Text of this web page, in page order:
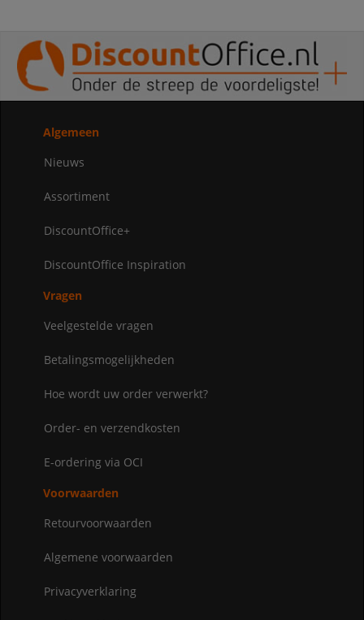
Algemeen
Nieuws
Assortiment
DiscountOffice+
DiscountOffice Inspiration
Vragen
Veelgestelde vragen
Betalingsmogelijkheden
Hoe wordt uw order verwerkt?
Order- en verzendkosten
E-ordering via OCI
Voorwaarden
Retourvoorwaarden
Algemene voorwaarden
Privacyverklaring